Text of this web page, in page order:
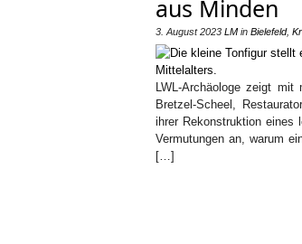
aus Minden
3. August 2023 LM in Bielefeld,
LWL-Archäologe zeigt
Bretzel-Scheel,
ihrer Rekonstruktion eines
Vermutungen an, warum
[…]